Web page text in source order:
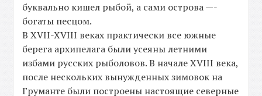
буквально кишел рыбой, а сами острова —-
богаты песцом.
В XVII-XVIII веках практически все южные
берега архипелага были усеяны летними
избами русских рыболовов. В начале XVIII века,
после нескольких вынужденных зимовок на
Груманте были построены настоящие северные